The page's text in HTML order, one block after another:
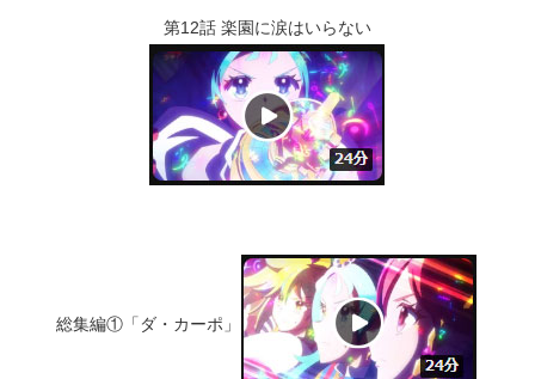
第12話 楽園に涙はいらない
総集編①「ダ・カーポ」